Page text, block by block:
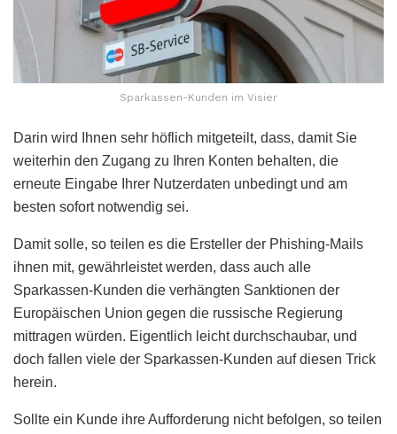
Sparkassen-Kunden im Visier
Darin wird Ihnen sehr höflich mitgeteilt, dass, damit Sie
weiterhin den Zugang zu Ihren Konten behalten, die
erneute Eingabe Ihrer Nutzerdaten unbedingt und am
besten sofort notwendig sei.
Damit solle, so teilen es die Ersteller der Phishing-Mails
ihnen mit, gewährleistet werden, dass auch alle
Sparkassen-Kunden die verhängten Sanktionen der
Europäischen Union gegen die russische Regierung
mittragen würden. Eigentlich leicht durchschaubar, und
doch fallen viele der Sparkassen-Kunden auf diesen Trick
herein.
Sollte ein Kunde ihre Aufforderung nicht befolgen, so teilen